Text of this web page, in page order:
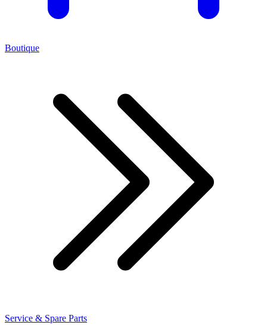
Boutique
Service & Spare Parts